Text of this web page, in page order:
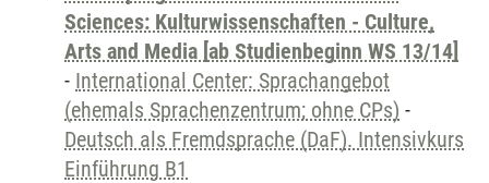
Sciences: Kulturwissenschaften - Culture,
Arts and Media [ab Studienbeginn WS 13/14]
- International Center: Sprachangebot
(ehemals Sprachenzentrum; ohne CPs) -
Deutsch als Fremdsprache (DaF). Intensivkurs
Einführung B1